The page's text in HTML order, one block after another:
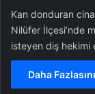
Kan donduran
Nilüfer İlçesi’nde
isteyen diş hekimi
Daha